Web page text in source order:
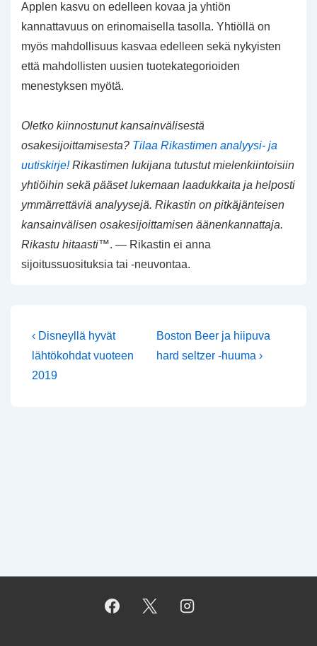
Applen kasvu on edelleen kovaa ja yhtiön
kannattavuus on erinomaisella tasolla. Yhtiöllä on
myös mahdollisuus kasvaa edelleen sekä nykyisten
että mahdollisten uusien tuotekategorioiden
menestyksen myötä.
Oletko kiinnostunut kansainvälisestä
osakesijoittamisesta? Tilaa Rikastimen analyysi- ja
uutiskirje!Rikastimen lukijana tutustut mielenkiintoisiin
yhtiöihin sekä pääset lukemaan laadukkaita ja helposti
ymmärrettäviä analyysejä. Rikastin on pitkäjänteisen
kansainvälisen osakesijoittamisen äänenkannattaja.
Rikastu hitaasti™. — Rikastin ei anna
sijoitussuosituksia tai -neuvontaa.
Artikkelien
selaus
Edellinen
‹ Disneyllä hyvät
lähtökohdat vuoteen
2019
Seuraava
artikkeli
Boston Beer ja hiipuva
hard seltzer -huuma ›